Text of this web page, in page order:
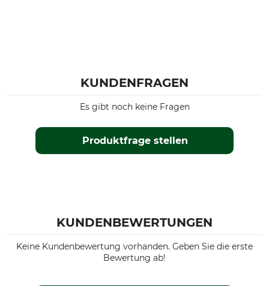
KUNDENFRAGEN
Produktfrage stellen
Es gibt noch keine Fragen
KUNDENBEWERTUNGEN
Keine Kundenbewertung vorhanden. Geben Sie die erste
Bewertung ab!